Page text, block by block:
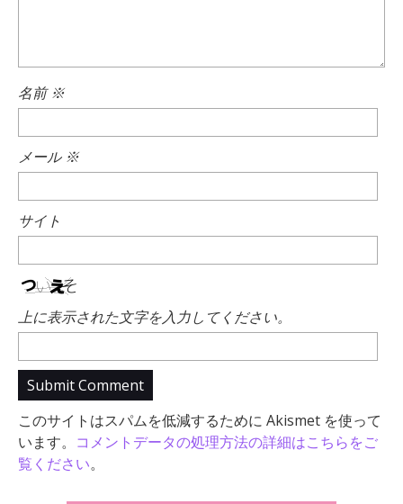
名前※
メール ※
サイト
上に表示された文字を入力してください。
このサイトはスパムを低減するために Akismet を使って
います。 コメントデータの処理方法の詳細はこちらをご
覧ください。